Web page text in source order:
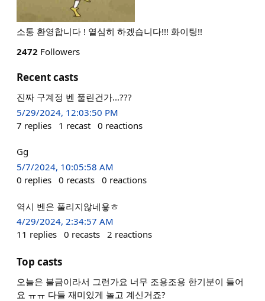
소통 환영합니다 ! 열심히 하겠습니다!!! 화이팅!!
2472 Followers
Recent casts
진짜 구계정 벤 풀린건가...???
5/29/2024, 12:03:50 PM
7 replies 1 recast 0 reactions
Gg
5/7/2024, 10:05:58 AM
0 replies 0 recasts 0 reactions
역시 벤은 풀리지않네욯ㅎ
4/29/2024, 2:34:57 AM
11 replies 0 recasts 2 reactions
Top casts
오늘은 불금이라서 그런가요 너무 조용조용 한기분이 들어
요 ㅠㅠ 다들 재미있게 놀고 계신거죠?